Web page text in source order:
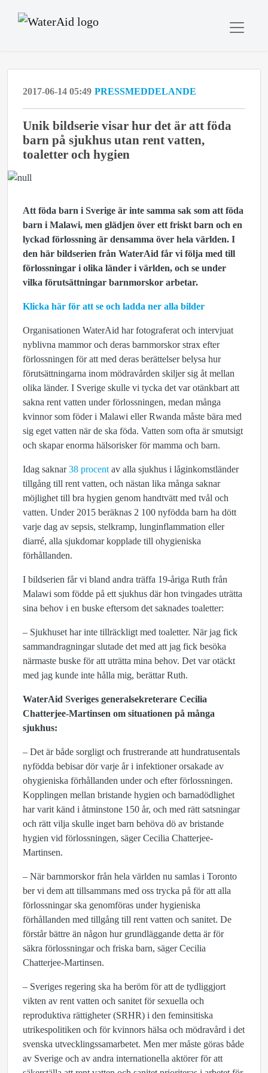
2017-06-14 05:49 PRESSMEDDELANDE
Unik bildserie visar hur det är att föda
barn på sjukhus utan rent vatten,
toaletter och hygien
Att föda barn i Sverige är inte samma sak som att föda
barn i Malawi, men glädjen över ett friskt barn och en
lyckad förlossning är densamma över hela världen. I
den här bildserien från WaterAid får vi följa med till
förlossningar i olika länder i världen, och se under
vilka förutsättningar barnmorskor arbetar.
Klicka här för att se och ladda ner alla bilder
Organisationen WaterAid har fotograferat och intervjuat
nyblivna mammor och deras barnmorskor strax efter
förlossningen för att med deras berättelser belysa hur
förutsättningarna inom mödravården skiljer sig åt mellan
olika länder. I Sverige skulle vi tycka det var otänkbart att
sakna rent vatten under förlossningen, medan många
kvinnor som föder i Malawi eller Rwanda måste bära med
sig eget vatten när de ska föda. Vatten som ofta är smutsigt
och skapar enorma hälsorisker för mamma och barn.
Idag saknar38 procent av alla sjukhus i låginkomstländer
tillgång till rent vatten, och nästan lika många saknar
möjlighet till bra hygien genom handtvätt med tvål och
vatten. Under 2015 beräknas 2 100 nyfödda barn ha dött
varje dag av sepsis, stelkramp, lunginflammation eller
diarré, alla sjukdomar kopplade till ohygieniska
förhållanden.
I bildserien får vi bland andra träffa 19-åriga Ruth från
Malawi som födde på ett sjukhus där hon tvingades uträtta
sina behov i en buske eftersom det saknades toaletter:
– Sjukhuset har inte tillräckligt med toaletter. När jag fick
sammandragningar slutade det med att jag fick besöka
närmaste buske för att uträtta mina behov. Det var otäckt
med jag kunde inte hålla mig, berättar Ruth.
WaterAid Sveriges generalsekreterare Cecilia
Chatterjee-Martinsen om situationen på många
sjukhus:
– Det är både sorgligt och frustrerande att hundratusentals
nyfödda bebisar dör varje år i infektioner orsakade av
ohygieniska förhållanden under och efter förlossningen.
Kopplingen mellan bristande hygien och barnadödlighet
har varit känd i åtminstone 150 år, och med rätt satsningar
och rätt vilja skulle inget barn behöva dö av bristande
hygien vid förlossningen, säger Cecilia Chatterjee-
Martinsen.
– När barnmorskor från hela världen nu samlas i Toronto
ber vi dem att tillsammans med oss trycka på för att alla
förlossningar ska genomföras under hygieniska
förhållanden med tillgång till rent vatten och sanitet. De
förstår bättre än någon hur grundläggande detta är för
säkra förlossningar och friska barn, säger Cecilia
Chatterjee-Martinsen.
– Sveriges regering ska ha beröm för att de tydliggjort
vikten av rent vatten och sanitet för sexuella och
reproduktiva rättigheter (SRHR) i den feminsitiska
utrikespolitiken och för kvinnors hälsa och mödravård i det
svenska utvecklingssamarbetet. Men mer måste göras både
av Sverige och av andra internationella aktörer för att